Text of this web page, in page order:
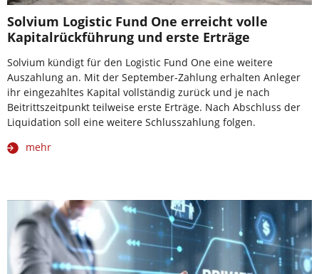
Solvium Logistic Fund One erreicht volle
Kapitalrückführung und erste Erträge
Solvium kündigt für den Logistic Fund One eine weitere
Auszahlung an. Mit der September-Zahlung erhalten Anleger
ihr eingezahltes Kapital vollständig zurück und je nach
Beitrittszeitpunkt teilweise erste Erträge. Nach Abschluss der
Liquidation soll eine weitere Schlusszahlung folgen.
mehr